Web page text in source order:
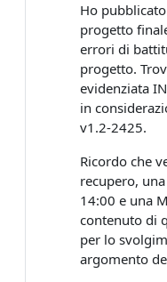
Ho
progetto
errori di
progetto.
evidenziata
in
v1.2-2425.
Ricordo che
recupero,
14:00 e una
contenuto di
per lo
argomento